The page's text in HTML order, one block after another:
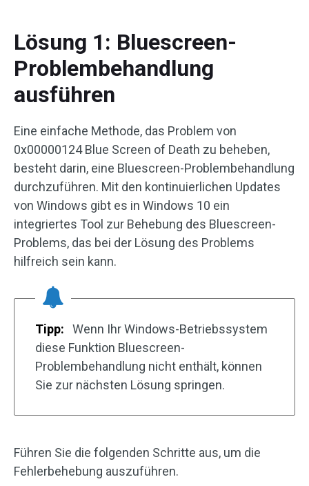
Lösung 1: Bluescreen-
Problembehandlung
ausführen
Eine einfache Methode, das Problem von
0x00000124 Blue Screen of Death zu beheben,
besteht darin, eine Bluescreen-Problembehandlung
durchzuführen. Mit den kontinuierlichen Updates
von Windows gibt es in Windows 10 ein
integriertes Tool zur Behebung des Bluescreen-
Problems, das bei der Lösung des Problems
hilfreich sein kann.
Tipp:
Wenn Ihr Windows-Betriebssystem
diese Funktion Bluescreen-
Problembehandlung nicht enthält, können
Sie zur nächsten Lösung springen.
Führen Sie die folgenden Schritte aus, um die
Fehlerbehebung auszuführen.